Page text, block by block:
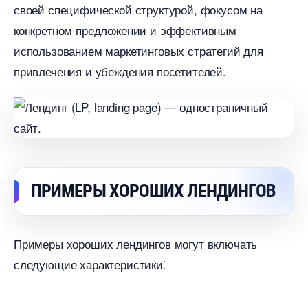
своей специфической структурой, фокусом на
конкретном предложении и эффективным
использованием маркетинговых стратегий для
привлечения и убеждения посетителей.​
ПРИМЕРЫ ХОРОШИХ ЛЕНДИНГО
Примеры хороших лендингов могут включать
следующие характеристики⁚